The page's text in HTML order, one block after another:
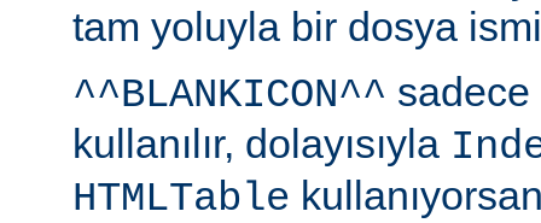
tam yoluyla bir dosya
^^BLANKICON^^
kullanılır, dolayısıyla
HTMLTable